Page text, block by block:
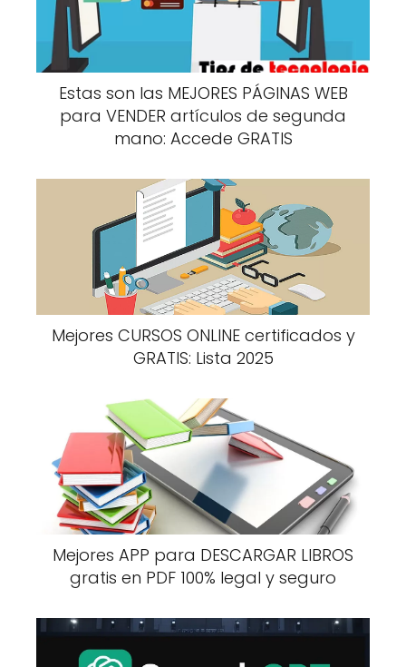
Estas son las MEJORES PÁGINAS WEB
para VENDER artículos de segunda
mano: Accede GRATIS
Mejores CURSOS ONLINE certificados y
GRATIS: Lista 2025
Mejores APP para DESCARGAR LIBROS
gratis en PDF 100% legal y seguro